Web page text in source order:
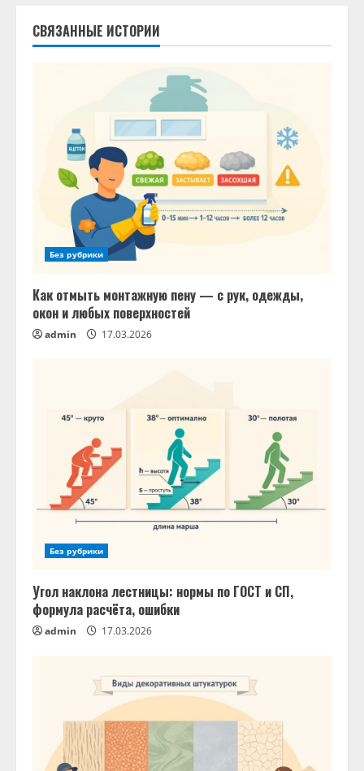
СВЯЗАННЫЕ ИСТОРИИ
Без рубрики
Как отмыть монтажную пену — с рук, одежды,
окон и любых поверхностей
admin 17.03.2026
Без рубрики
Угол наклона лестницы: нормы по ГОСТ и СП,
формула расчёта, ошибки
admin 17.03.2026